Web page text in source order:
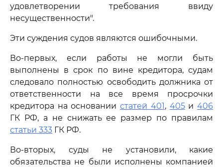
удовлетворении требования ввиду
несущественности".
Эти суждения судов являются ошибочными.
Во-первых, если работы не могли быть
выполнены в срок по вине кредитора, судам
следовало полностью освободить должника от
ответственности на все время просрочки
кредитора на основаниистатей 401, 405и406
ГК РФ, а не снижать ее размер по правилам
статьи 333 ГК РФ.
Во-вторых, суды не установили, какие
обязательства не были исполнены компанией